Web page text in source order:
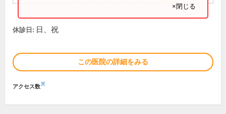
×閉じる
休診日: 日、祝
この医院の詳細をみる
アクセス数※